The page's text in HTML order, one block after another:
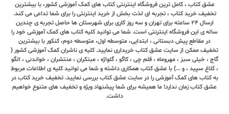
عشق کتاب ، کامل ترین فروشگاه اینترنتی کتاب های کمک آموزشی کشور، با بیشترین
تخفیف خرید کتاب ، تجربه ای لذت بخش از خرید اینترنتی را برای شما تداعی می کند.
ارسال ٢٤ ساعته برای تهران و سه روز کاری برای شهرستان ها حاصل تجربه ی چندین
ساله ی این فروشگاه اینترنتی است. شما می توانید کلیه کتاب های کمک آموزشی خود را
در مقاطع پیش دبستانی ، ابتدایی، متوسطه اول، متوسطه دوم، کنکور با بیشترین
تخفیف ممکن از سایت عشق کتاب خریداری نمایید. کلیه ی ناشران کمک آموزشی کشور (
گاج ، خیلی سبز ، مهروماه ، قلم چی ، کاگو ، گلواژه ، مبتکران ، منتشران ، خواندنی ، الگو
، کلاغ سپید ، و ...) با عشق کتاب همکاری داشته و شما می توانید کلیه ی اطلاعات مربوط
به کتاب های کمک آموزشی را در سایت عشق کتاب بررسی نمایید. تخفیف خرید کتاب در
عشق کتاب زمان ندارد! ما همیشه برای شما پیشنهاد ویژه و تخفیف های متنوع خواهیم
داشت.